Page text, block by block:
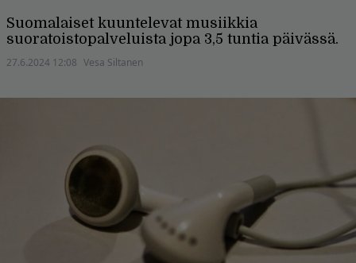
Suomalaiset kuuntelevat musiikkia
suoratoistopalveluista jopa 3,5 tuntia päivässä.
27.6.2024 12:08 Vesa Siltanen